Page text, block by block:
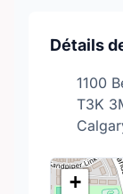
Détails
1100
T3K
+